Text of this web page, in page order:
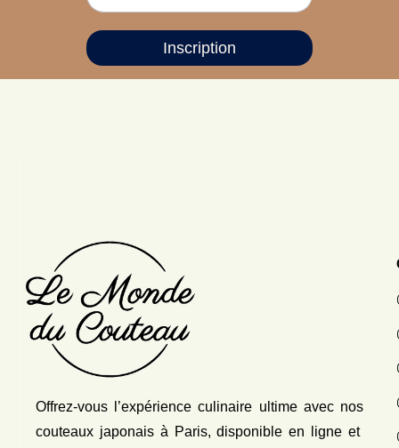
Inscription
Offrez-vous l’expérience culinaire ultime avec nos
couteaux japonais à Paris, disponible en ligne et